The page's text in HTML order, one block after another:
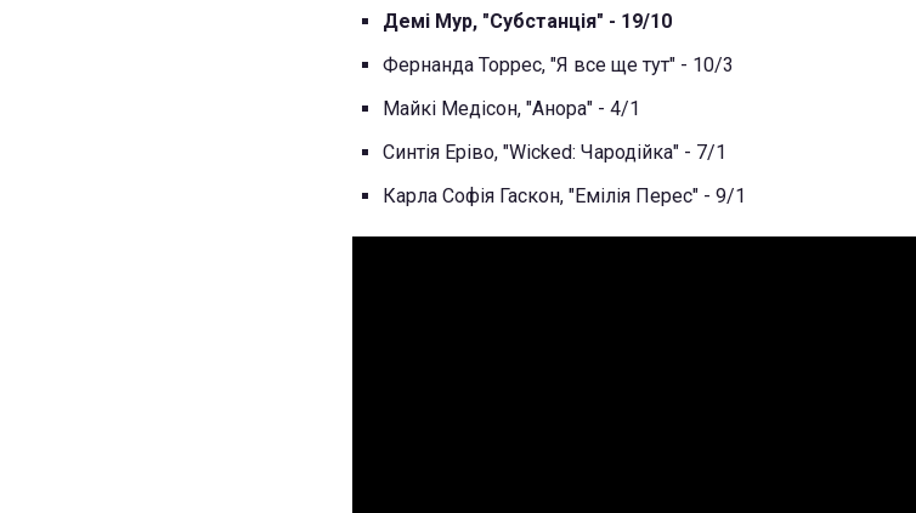
Демі Мур, "Субстанція" - 19/10
Фернанда Торрес, "Я все ще тут" - 10/3
Майкі Медісон, "Анора" - 4/1
Синтія Еріво, "Wicked: Чародійка" - 7/1
Карла Софія Гаскон, "Емілія Перес" - 9/1